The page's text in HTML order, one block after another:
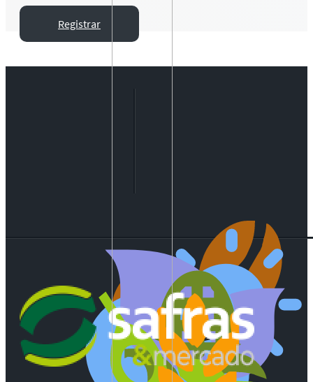
Registrar